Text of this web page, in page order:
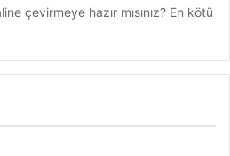
çevirmeye hazır mısınız? En kötü